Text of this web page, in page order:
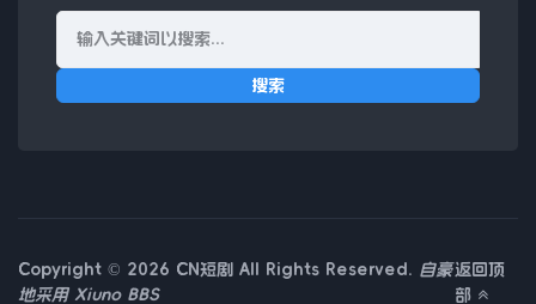
搜索
Copyright © 2026 CN短剧 All Rights Reserved.
自豪
地采用 Xiuno BBS
返回顶
部